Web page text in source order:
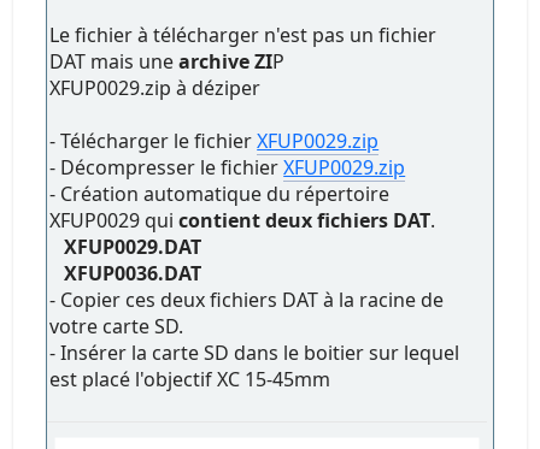
Le fichier à télécharger n'est pas un fichier
DAT mais unearchive ZIP
XFUP0029.zip à déziper
- Télécharger le fichierXFUP0029.zip
- Décompresser le fichierXFUP0029.zip
- Création automatique du répertoire
XFUP0029 quicontient deux fichiers DAT.
XFUP0029.DAT
XFUP0036.DAT
- Copier ces deux fichiers DAT à la racine de
votre carte SD.
- Insérer la carte SD dans le boitier sur lequel
est placé l'objectif XC 15-45mm